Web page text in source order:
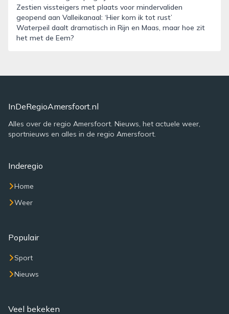
Zestien vissteigers met plaats voor mindervaliden
geopend aan Valleikanaal: ‘Hier kom ik tot rust’
Waterpeil daalt dramatisch in Rijn en Maas, maar hoe zit
het met de Eem?
InDeRegioAmersfoort.nl
Alles over de regio Amersfoort. Nieuws, het actuele weer,
sportnieuws en alles in de regio Amersfoort.
Inderegio
Home
Weer
Populair
Sport
Nieuws
Veel bekeken